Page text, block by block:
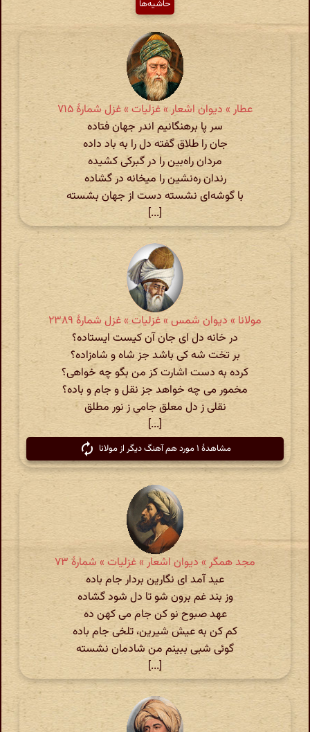
حاشیه‌ها
عطار » دیوان اشعار » غزلیات » غزل شمارهٔ ۷۱۵
سر پا برهنگانیم اندر جهان فتاده
جان را طلاق گفته دل را به باد داده
مردان راه‌بین را در گبرکی کشیده
رندان ره‌نشین را میخانه در گشاده
با گوشه‌ای نشسته دست از جهان بشسته
[...]
مولانا » دیوان شمس » غزلیات » غزل شمارهٔ ۲۳۸۹
در خانه دل ای جان آن کیست ایستاده؟
بر تخت شه کی باشد جز شاه و شاه‌زاده؟
کرده به دست اشارت کز من بگو چه خواهی؟
مخمور می چه خواهد جز نقل و جام و باده؟
نقلی ز دل معلق جامی ز نور مطلق
[...]
مشاهدهٔ ۱ مورد هم آهنگ دیگر از مولانا
مجد همگر » دیوان اشعار » غزلیات » شمارهٔ ۷۳
عید آمد ای نگارین بردار جام باده
وز بند غم برون شو تا دل شود گشاده
عهد صبوح نو کن جام می کهن ده
کم کن به عیش شیرین، تلخی جام باده
گوئی شبی ببینم من شادمان نشسته
[...]